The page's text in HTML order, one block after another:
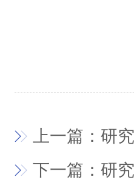
上一篇：研
下一篇：研